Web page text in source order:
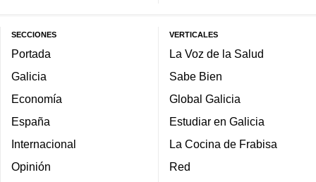
SECCIONES
Portada
Galicia
Economía
España
Internacional
Opinión
VERTICALES
La Voz de la Salud
Sabe Bien
Global Galicia
Estudiar en Galicia
La Cocina de Frabisa
Red